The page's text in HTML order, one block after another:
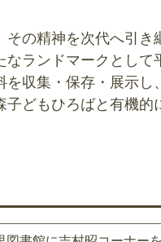
の精神を次代へ引
ランドマークとし
収集・保存・展示
どもひろばと有機